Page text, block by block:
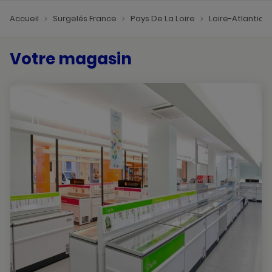
Accueil Surgelés France Pays De La Loire Loire-
Votre magasin